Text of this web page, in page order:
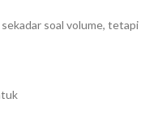
soal volume, tetapi